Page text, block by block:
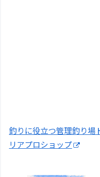
釣りに役立つ管理釣り場
リアプロショップ